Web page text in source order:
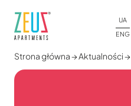
UA
ENG
Strona główna→Aktualności→